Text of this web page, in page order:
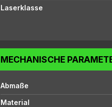
Laserklasse
MECHANISCHE
Abmaße
Material